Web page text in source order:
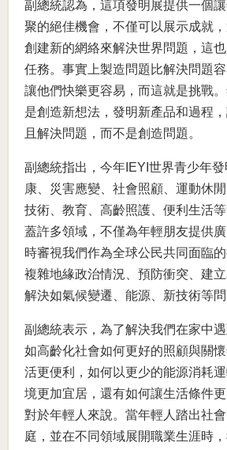
副總統認為，這項發明展提供一個
聚的絕佳機會，不僅可以展示成就
創建新的網絡來解決世界問題，這
任務。事實上製造問題比解決問題
讓他們快樂更容易，而這就是挑戰
是創造新想法，發明新產品和過程
且解決問題，而不是創造問題。
副總統指出，今年IEYI世界青少年
康、災害應變、社會照顧、運動休
技術、教育、高齡照護、便利生活
蓋許多領域，不僅為年輕朋友提供
時審視我們作為全球公民共同面臨
複雜地緣政治情況、預防衝突、建
解決如氣候變遷、能源、新技術等問
副總統表示，為了解決我們在家中
如高齡化社會如何更好的照顧與關
活更便利，如何以更少的能源消耗
境更加宜居，還有如何讓生活條件
對於年輕人來說。當年輕人踏出社
庭，並在不同領域展開職業生涯時